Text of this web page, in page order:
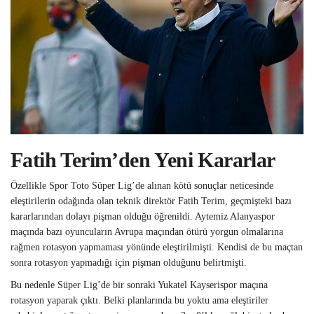
Fatih Terim’den Yeni Kararlar
Özellikle Spor Toto Süper Lig’de alınan kötü sonuçlar neticesinde
eleştirilerin odağında olan teknik direktör Fatih Terim, geçmişteki bazı
kararlarından dolayı pişman olduğu öğrenildi. Aytemiz Alanyaspor
maçında bazı oyuncuların Avrupa maçından ötürü yorgun olmalarına
rağmen rotasyon yapmaması yönünde eleştirilmişti. Kendisi de bu maçtan
sonra rotasyon yapmadığı için pişman olduğunu belirtmişti.
Bu nedenle Süper Lig’de bir sonraki Yukatel Kayserispor maçına
rotasyon yaparak çıktı. Belki planlarında bu yoktu ama eleştiriler